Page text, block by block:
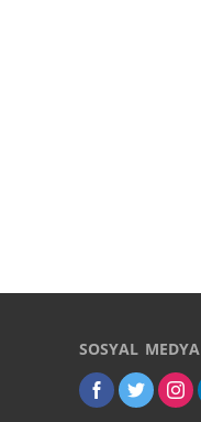
SOSYAL MEDYA